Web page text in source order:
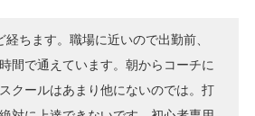
ちます。職場に近いので出勤前、
間で通えています。朝からコーチに
クールはあまり他にないのでは。打